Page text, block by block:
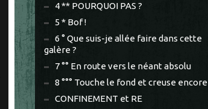
4 ** POURQUOI PAS ?
5 * Bof !
6 ° Que suis-je allée faire dans cette
galère ?
7 °° En route vers le néant absolu
8 °°° Touche le fond et creuse encore
CONFINEMENT et RE